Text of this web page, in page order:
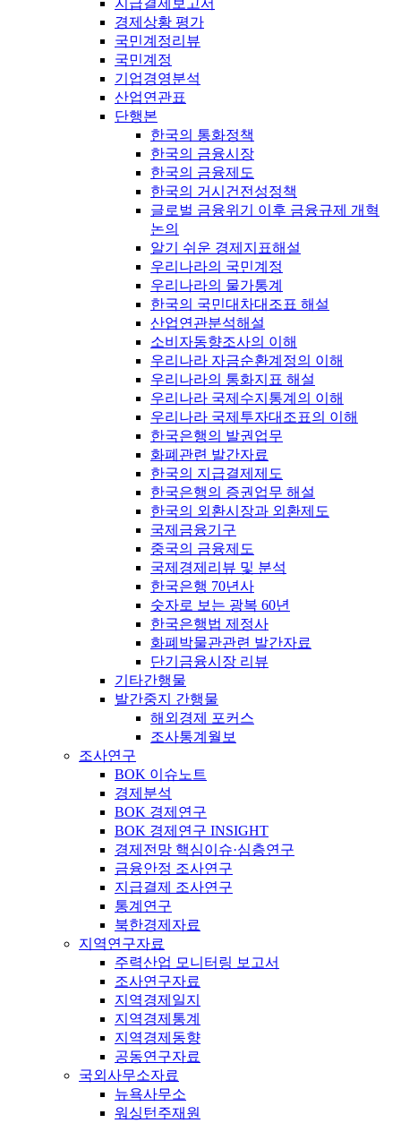
지급결제보고서
경제상황 평가
국민계정리뷰
국민계정
기업경영분석
산업연관표
단행본
한국의 통화정책
한국의 금융시장
한국의 금융제도
한국의 거시건전성정책
글로벌 금융위기 이후 금융규제 개혁
논의
알기 쉬운 경제지표해설
우리나라의 국민계정
우리나라의 물가통계
한국의 국민대차대조표 해설
산업연관분석해설
소비자동향조사의 이해
우리나라 자금순환계정의 이해
우리나라의 통화지표 해설
우리나라 국제수지통계의 이해
우리나라 국제투자대조표의 이해
한국은행의 발권업무
화폐관련 발간자료
한국의 지급결제제도
한국은행의 증권업무 해설
한국의 외환시장과 외환제도
국제금융기구
중국의 금융제도
국제경제리뷰 및 분석
한국은행 70년사
숫자로 보는 광복 60년
한국은행법 제정사
화폐박물관관련 발간자료
단기금융시장 리뷰
기타간행물
발간중지 간행물
해외경제 포커스
조사통계월보
조사연구
BOK 이슈노트
경제분석
BOK 경제연구
BOK 경제연구 INSIGHT
경제전망 핵심이슈·심층연구
금융안정 조사연구
지급결제 조사연구
통계연구
북한경제자료
지역연구자료
주력산업 모니터링 보고서
조사연구자료
지역경제일지
지역경제통계
지역경제동향
공동연구자료
국외사무소자료
뉴욕사무소
워싱턴주재원